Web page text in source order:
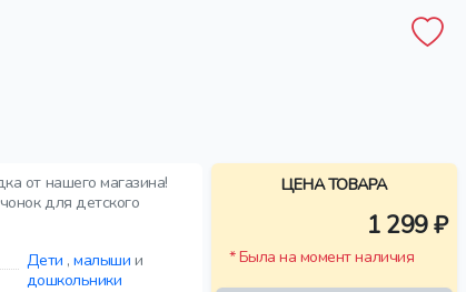
от нашего магазина!
для детского
Дети ,малыши и
дошкольники
ЦЕНА ТОВАРА
1 299 ₽
* Была на момент наличия